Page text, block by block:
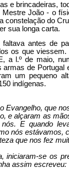
e brincadeiras,
João - o
constelação do
sua longa carta.
antes de
os que
a l.º de maio,
armas de Portugal
um pequeno
indígenas.
Evangelho, que
e alçaram as
E quando
nós estávamos,
que nos fez
iniciaram-se os
assim escreveu: